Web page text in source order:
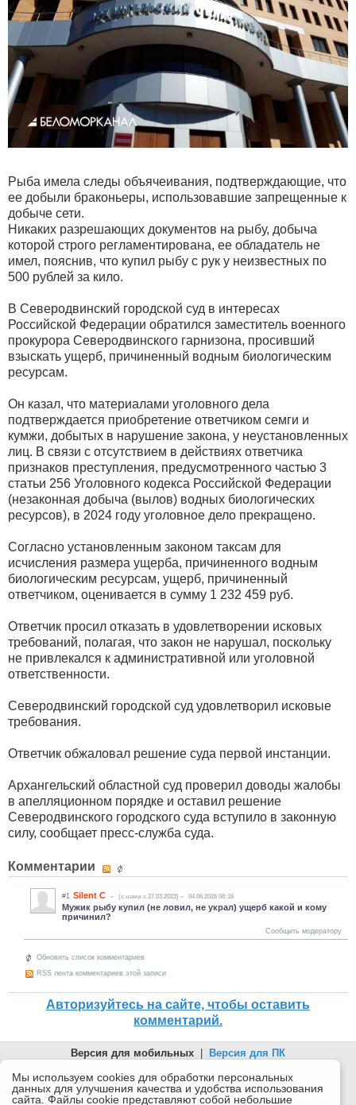
Рыба имела следы объячеивания, подтверждающие, что
ее добыли браконьеры, использовавшие запрещенные к
добыче сети.
Никаких разрешающих документов на рыбу, добыча
которой строго регламентирована, ее обладатель не
имел, пояснив, что купил рыбу с рук у неизвестных по
500 рублей за кило.
В Северодвинский городской суд в интересах
Российской Федерации обратился заместитель военного
прокурора Северодвинского гарнизона, просивший
взыскать ущерб, причиненный водным биологическим
ресурсам.
Он казал, что материалами уголовного дела
подтверждается приобретение ответчиком семги и
кумжи, добытых в нарушение закона, у неустановленных
лиц. В связи с отсутствием в действиях ответчика
признаков преступления, предусмотренного частью 3
статьи 256 Уголовного кодекса Российской Федерации
(незаконная добыча (вылов) водных биологических
ресурсов), в 2024 году уголовное дело прекращено.
Согласно установленным законом таксам для
исчисления размера ущерба, причиненного водным
биологическим ресурсам, ущерб, причиненный
ответчиком, оценивается в сумму 1 232 459 руб.
Ответчик просил отказать в удовлетворении исковых
требований, полагая, что закон не нарушал, поскольку
не привлекался к административной или уголовной
ответственности.
Северодвинский городской суд удовлетворил исковые
требования.
Ответчик обжаловал решение суда первой инстанции.
Архангельский областной суд проверил доводы жалобы
в апелляционном порядке и оставил решение
Северодвинского городского суда вступило в законную
силу, сообщает пресс-служба суда.
Комментарии
#1 Silent C (c нами с 27.03.2023) 04.06.2026 08:16
Мужик рыбу купил (не ловил, не украл) ущерб какой и кому
причинил?
Сообщить модератору
Обновить список комментариев
RSS лента комментариев этой записи
Авторизуйтесь на сайте, чтобы оставить
комментарий.
Версия для мобильных
Версия для ПК
© 2026 Беломорканал Северодвинск tv29.ru
Joomla!is Free Software released under the GNU General Public
License.
Мы используем cookies для обработки персональных
данных для улучшения качества и удобства использования
сайта. Файлы cookie представляют собой небольшие